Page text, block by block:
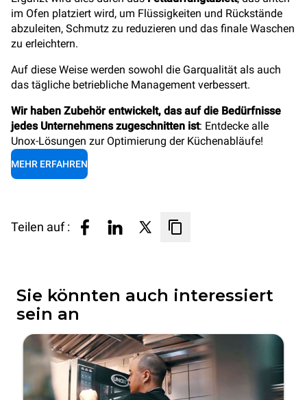
im Ofen platziert wird, um Flüssigkeiten und Rückstände
abzuleiten, Schmutz zu reduzieren und das finale Waschen
zu erleichtern.
Auf diese Weise werden sowohl die Garqualität als auch
das tägliche betriebliche Management verbessert.
Wir haben Zubehör entwickelt, das auf die Bedürfnisse
jedes Unternehmens zugeschnitten ist: Entdecke alle
Unox-Lösungen zur Optimierung der Küchenabläufe!
MEHR ERFAHREN
Teilen auf :
Sie könnten auch interessiert
sein an